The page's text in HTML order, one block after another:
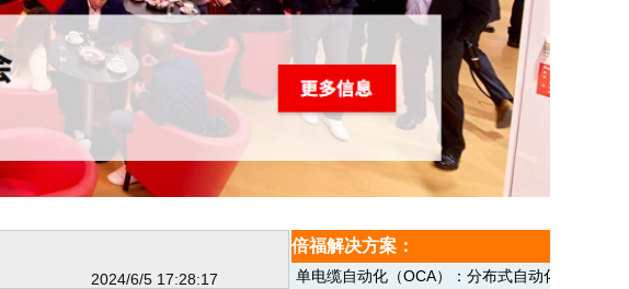
2024/6/5 17:28:17
倍福解决方案：
单电缆自动化（OCA）：分布式自动化技术的布